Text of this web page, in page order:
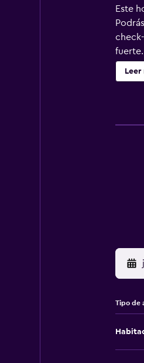
Este
una
Leer
Tipo de